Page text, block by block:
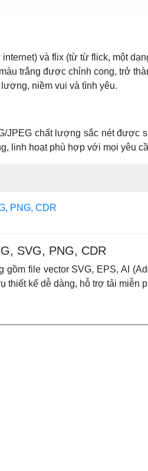
và flix (từ từ flick, một
trắng được chỉnh cong, trở
niềm vui và tình yêu.
JPEG chất lượng sắc nét
linh hoạt phù hợp với mọi yêu
PNG, CDR
SVG, PNG, CDR
file vector SVG, EPS, AI
thiết kế dễ dàng, hỗ trợ tải miễn